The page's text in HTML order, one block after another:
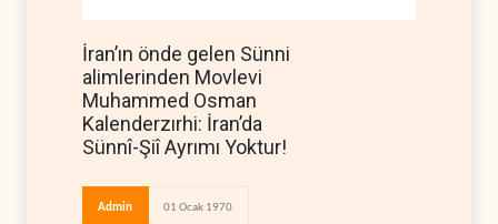
İran’ın önde gelen Sünni
alimlerinden Movlevi
Muhammed Osman
Kalenderzırhi: İran’da
Sünnî-Şiî Ayrımı Yoktur!
Admin 01 Ocak 1970